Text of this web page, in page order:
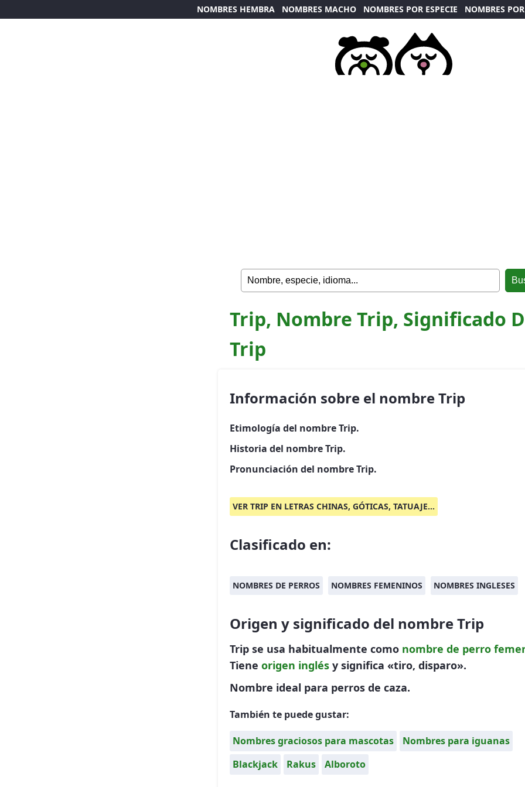
NOMBRES HEMBRA NOMBRES MACHO NOMBRES POR ESPECIE NOMBRES
Trip, Nombre Trip, Significado
Trip
Información sobre el nombre Trip
Etimología del nombre Trip.
Historia del nombre Trip.
Pronunciación del nombre Trip.
VER TRIP EN LETRAS CHINAS, GÓTICAS, TATUAJE...
Clasificado en:
NOMBRES DE PERROS NOMBRES FEMENINOS NOMBRES INGLESES
Origen y significado del nombre Trip
Trip se usa habitualmente como nombre de perro
Tiene origen inglés y significa «tiro, disparo».
Nombre ideal para perros de caza.
También te puede gustar:
Nombres graciosos para mascotas
Nombres para iguanas
Blackjack
Rakus Alboroto